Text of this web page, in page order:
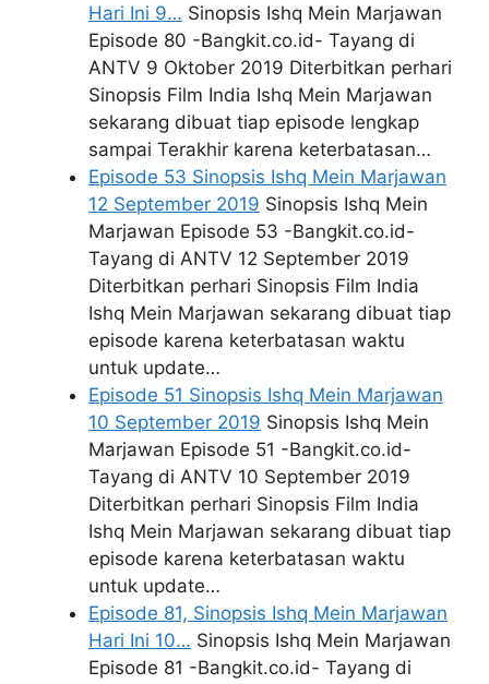
Hari Ini 9… Sinopsis Ishq Mein Marjawan
Episode 80 -Bangkit.co.id- Tayang di
ANTV 9 Oktober 2019 Diterbitkan perhari
Sinopsis Film India Ishq Mein Marjawan
sekarang dibuat tiap episode lengkap
sampai Terakhir karena keterbatasan…
Episode 53 Sinopsis Ishq Mein Marjawan
12 September 2019 Sinopsis Ishq Mein
Marjawan Episode 53 -Bangkit.co.id-
Tayang di ANTV 12 September 2019
Diterbitkan perhari Sinopsis Film India
Ishq Mein Marjawan sekarang dibuat tiap
episode karena keterbatasan waktu
untuk update…
Episode 51 Sinopsis Ishq Mein Marjawan
10 September 2019 Sinopsis Ishq Mein
Marjawan Episode 51 -Bangkit.co.id-
Tayang di ANTV 10 September 2019
Diterbitkan perhari Sinopsis Film India
Ishq Mein Marjawan sekarang dibuat tiap
episode karena keterbatasan waktu
untuk update…
Episode 81, Sinopsis Ishq Mein Marjawan
Hari Ini 10… Sinopsis Ishq Mein Marjawan
Episode 81 -Bangkit.co.id- Tayang di